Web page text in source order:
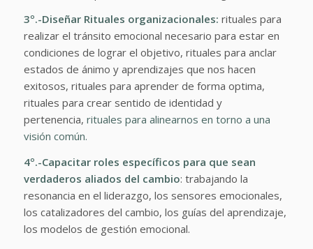
3º.-Diseñar Rituales organizacionales: rituales para
realizar el tránsito emocional necesario para estar en
condiciones de lograr el objetivo, rituales para anclar
estados de ánimo y aprendizajes que nos hacen
exitosos, rituales para aprender de forma optima,
rituales para crear sentido de identidad y
pertenencia, rituales para alinearnos en torno a una
visión común.
4º.-Capacitar roles específicos para que sean
verdaderos aliados del cambio: trabajando la
resonancia en el liderazgo, los sensores emocionales,
los catalizadores del cambio, los guías del aprendizaje,
los modelos de gestión emocional.